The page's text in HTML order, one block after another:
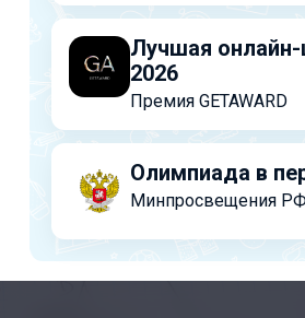
Лучшая
2026
Премия GETAWARD
Олимпиада в
Минпросвещения